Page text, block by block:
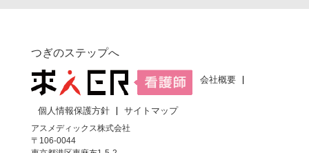
つぎのステップへ
会社概要
個人情報保護方針
サイトマップ
アスメディックス株式会社
〒106-0044